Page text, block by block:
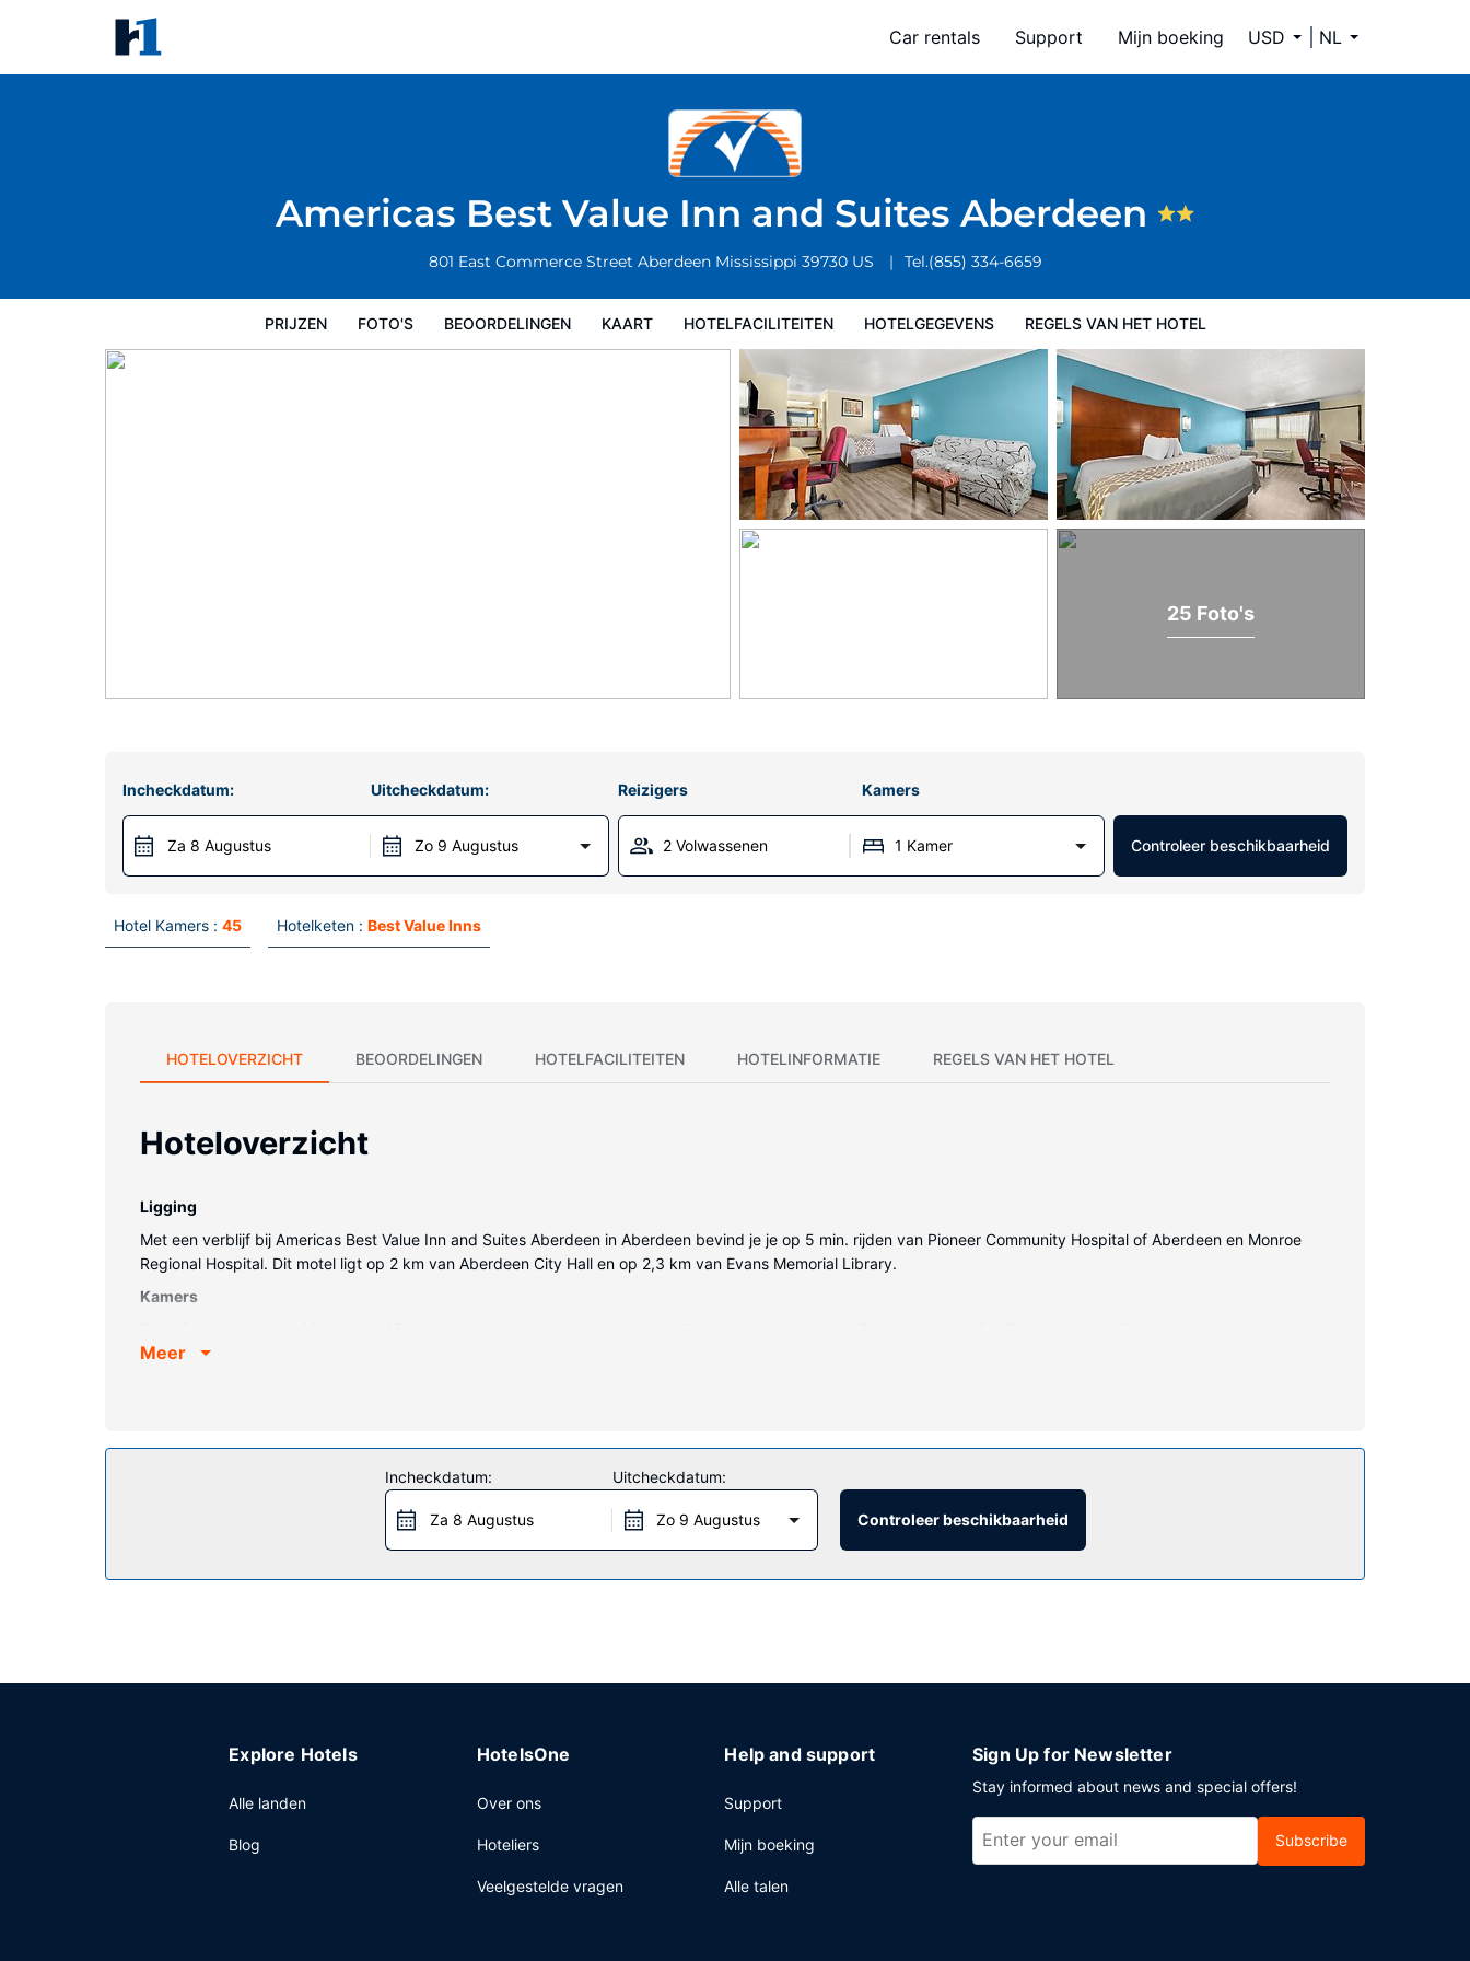
Car rentals Support Mijn boeking USD NL
Americas Best Value Inn and Suites Aberdeen
801 East Commerce Street Aberdeen Mississippi 39730 US Tel.(855) 334-6659
PRIJZEN FOTO'S BEOORDELINGEN KAART HOTELFACILITEITEN HOTELGEGEVENS REGELS VAN HET HOTEL
Regels van het hotel
25 Foto's
Incheckdatum:
Za 8 Augustus
Uitcheckdatum:
Zo 9 Augustus
Reizigers Kamers
2 Volwassenen 1 Kamer Controleer beschikbaarheid
Hotel Kamers : 45 Hotelketen : Best Value Inns
HOTELOVERZICHT BEOORDELINGEN HOTELFACILITEITEN HOTELINFORMATIE REGELS VAN HET HOTEL
Hoteloverzicht
Ligging
Met een verblijf bij Americas Best Value Inn and Suites Aberdeen in Aberdeen bevind je je op 5 min. rijden van Pioneer Community Hospital of Aberdeen en Monroe
Regional Hospital. Dit motel ligt op 2 km van Aberdeen City Hall en op 2,3 km van Evans Memorial Library.
Kamers
zorgt voor het kijkplezier. De gedeeltelijk open badkamers met een bad/douchecombinatie hebben gratis toiletartikelen en haardrogers. Voorzieningen zijn
Gasten van Americas Best Value Inn and Suites Aberdeen kunnen genieten van een deugddoende maaltijd in het restaurant.
Meer
Incheckdatum:
Za 8 Augustus
Uitcheckdatum:
Zo 9 Augustus Controleer beschikbaarheid
Explore Hotels
Alle landen
Blog
HotelsOne
Over ons
Hoteliers
Veelgestelde vragen
Help and support
Support
Mijn boeking
Alle talen
Sign Up for Newsletter
Stay informed about news and special offers!
Subscribe